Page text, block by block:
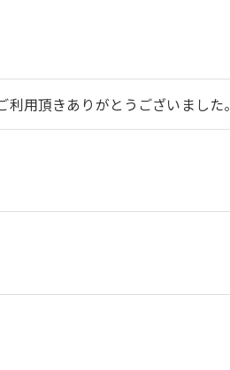
用頂きありがとうございました。